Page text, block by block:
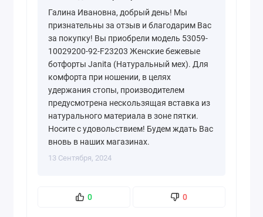
0 0
Галина Ивановна, добрый день! Мы
признательны за отзыв и благодарим Вас
за покупку! Вы приобрели модель 53059-
10029200-92-F23203 Женские бежевые
ботфорты Janita (Натуральный мех). Для
комфорта при ношении, в целях
удержания стопы, производителем
предусмотрена нескользящая вставка из
натурального материала в зоне пятки.
Носите с удовольствием! Будем ждать Вас
вновь в наших магазинах.
13 Сентября, 2024